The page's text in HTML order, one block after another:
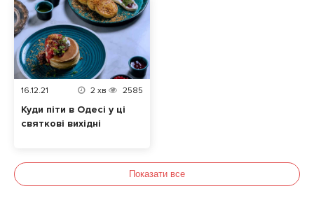
16.12.21 2 хв 2585
Куди піти в Одесі у ці
святкові вихідні
Показати все